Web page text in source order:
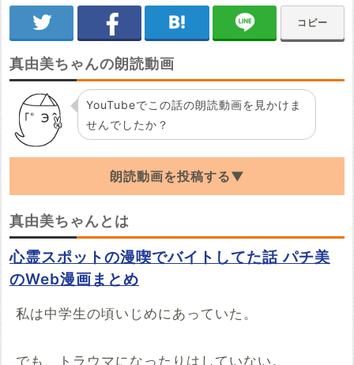
コピー
真由美ちゃんの朗読動画
YouTubeでこの話の朗読動画を見かけま
せんでしたか？
朗読動画を投稿する▼
「真由美ちゃん」の朗読動画を探しています。
YouTubeでこの話の朗読動画を見つけたらぜ
ひ投稿していってください。
例：https://youtu.be/***********
真由美ちゃんとは
心霊スポットの漫喫でバイトしてた話 パチ美
のWeb漫画まとめ
私は中学生の頃いじめにあっていた。
でも、トラウマになったりはしていない。